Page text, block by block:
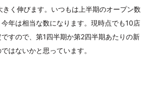
く伸びます。いつもは上半期のオープン数
年は相当な数になります。現時点でも10店
すので、第1四半期か第2四半期あたりの新
はないかと思っています。